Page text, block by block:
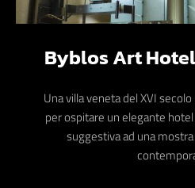
Byblos Art
Una villa veneta del XVI
per ospitare un elegante
suggestiva ad una